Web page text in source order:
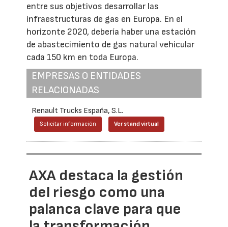
entre sus objetivos desarrollar las
infraestructuras de gas en Europa. En el
horizonte 2020, debería haber una estación
de abastecimiento de gas natural vehicular
cada 150 km en toda Europa.
EMPRESAS O ENTIDADES
RELACIONADAS
Renault Trucks España, S.L.
Solicitar información Ver stand virtual
AXA destaca la gestión
del riesgo como una
palanca clave para que